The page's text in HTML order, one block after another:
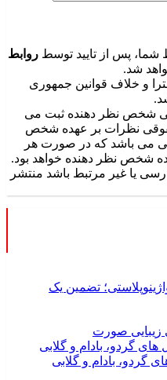
پس از تایید توسط روابط
شد.
و خلاف قوانین جمهوری
پی شخص نظر دهنده ثبت می
نظرات بر عهده شخص
می باشد که در صورت هر
شخص نظر دهنده خواهد بود.
یا غیر مرتبط باشد منتشر
تضمین یک
زیبایی صورت
گردو، بادام و گلابی